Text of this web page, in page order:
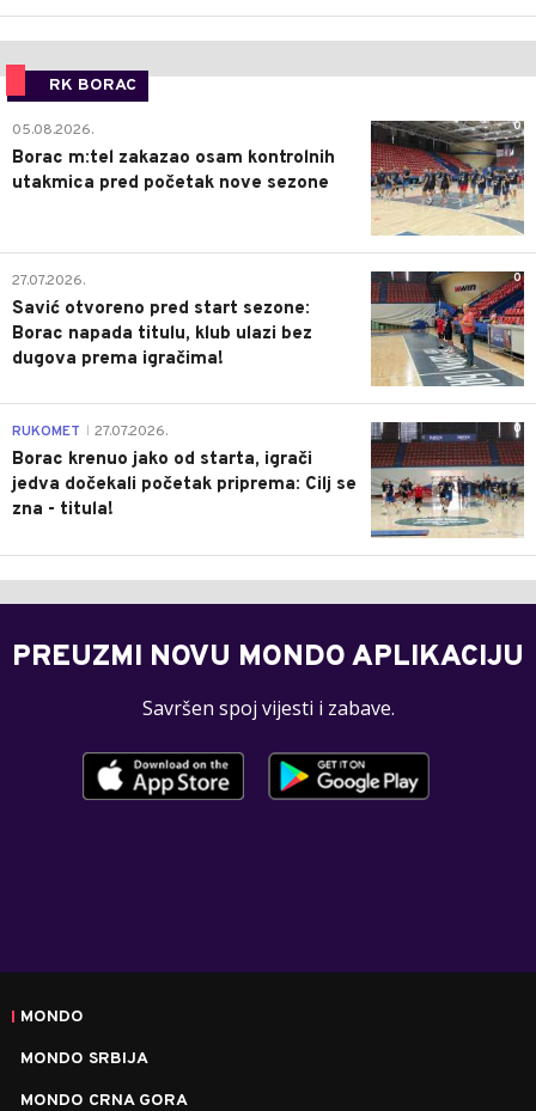
RK BORAC
0
05.08.2026.
Borac m:tel zakazao osam kontrolnih
utakmica pred početak nove sezone
0
27.07.2026.
Savić otvoreno pred start sezone:
Borac napada titulu, klub ulazi bez
dugova prema igračima!
0
RUKOMET 27.07.2026.
Borac krenuo jako od starta, igrači
jedva dočekali početak priprema: Cilj se
zna - titula!
PREUZMI NOVU MONDO APLIKACIJU
Savršen spoj vijesti i zabave.
MONDO
MONDO SRBIJA
MONDO CRNA GORA